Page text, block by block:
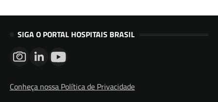
SIGA O PORTAL HOSPITAIS BRASIL
Conheça nossa Política de Privacidade